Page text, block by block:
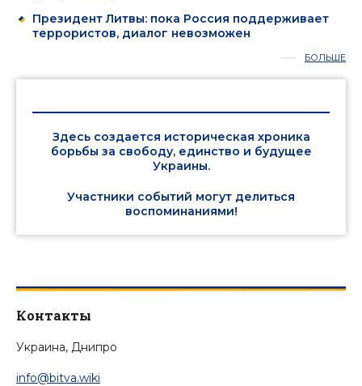
Президент Литвы: пока Россия поддерживает
террористов, диалог невозможен
БОЛЬШЕ
Здесь создается историческая хроника
борьбы за свободу, единство и будущее
Украины.
Участники событий могут делиться
воспоминаниями!
Контакты
Украина, Днипро
info@bitva.wiki